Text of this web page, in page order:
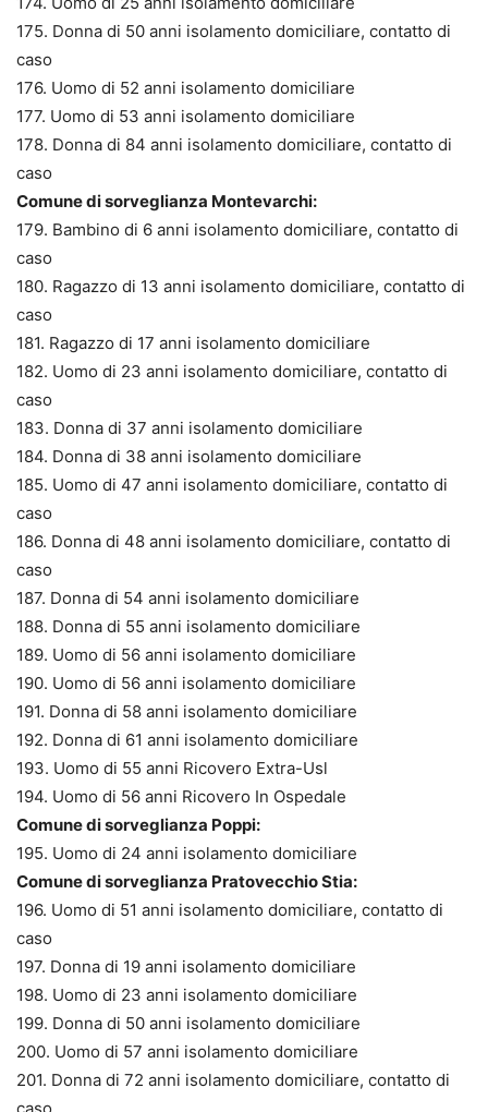
175. Donna di 50 anni isolamento domiciliare, contatto di
caso
176. Uomo di 52 anni isolamento domiciliare
177. Uomo di 53 anni isolamento domiciliare
178. Donna di 84 anni isolamento domiciliare, contatto di
caso
Comune di sorveglianza Montevarchi:
179. Bambino di 6 anni isolamento domiciliare, contatto di
caso
180. Ragazzo di 13 anni isolamento domiciliare, contatto di
caso
181. Ragazzo di 17 anni isolamento domiciliare
182. Uomo di 23 anni isolamento domiciliare, contatto di
caso
183. Donna di 37 anni isolamento domiciliare
184. Donna di 38 anni isolamento domiciliare
185. Uomo di 47 anni isolamento domiciliare, contatto di
caso
186. Donna di 48 anni isolamento domiciliare, contatto di
caso
187. Donna di 54 anni isolamento domiciliare
188. Donna di 55 anni isolamento domiciliare
189. Uomo di 56 anni isolamento domiciliare
190. Uomo di 56 anni isolamento domiciliare
191. Donna di 58 anni isolamento domiciliare
192. Donna di 61 anni isolamento domiciliare
193. Uomo di 55 anni Ricovero Extra-Usl
194. Uomo di 56 anni Ricovero In Ospedale
Comune di sorveglianza Poppi:
195. Uomo di 24 anni isolamento domiciliare
Comune di sorveglianza Pratovecchio Stia:
196. Uomo di 51 anni isolamento domiciliare, contatto di
caso
197. Donna di 19 anni isolamento domiciliare
198. Uomo di 23 anni isolamento domiciliare
199. Donna di 50 anni isolamento domiciliare
200. Uomo di 57 anni isolamento domiciliare
201. Donna di 72 anni isolamento domiciliare, contatto di